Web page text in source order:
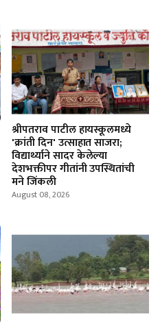
श्रीपतराव पाटील हायस्कूलमध्ये
'क्रांती दिन' उत्साहात साजरा;
विद्यार्थ्याने सादर केलेल्या
देशभक्तीपर गीतांनी उपस्थितांची
मने जिंकली
August 08, 2026